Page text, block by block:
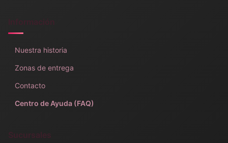
Información
Nuestra historia
Zonas de entrega
Contacto
Centro de Ayuda (FAQ)
Sucursales